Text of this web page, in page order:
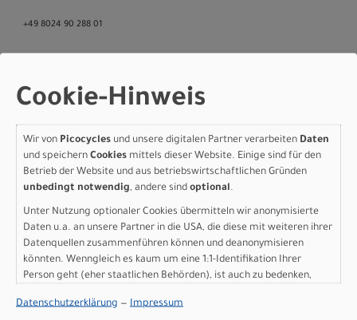
+49 8024 90 288 01
Varianten
Specialized CHISEL COMP
SHIMANO S DARK MOSS
GREEN/LIQUID METAL
Modelljahr 2026
Nicht im Laden verfügbar - Jetzt anfragen!
Cookie-Hinweis
Wir von Picocycles und unsere digitalen Partner verarbeiten Daten
und speichern Cookies mittels dieser Website. Einige sind für den
Betrieb der Website und aus betriebswirtschaftlichen Gründen
unbedingt notwendig, andere sind optional.
Unter Nutzung optionaler Cookies übermitteln wir anonymisierte
Daten u.a. an unsere Partner in die USA, die diese mit weiteren ihrer
Datenquellen zusammenführen können und deanonymisieren
könnten. Wenngleich es kaum um eine 1:1-Identifikation Ihrer
Person geht (eher staatlichen Behörden), ist auch zu bedenken,
sind wie bei uns in der Europäischen Union.
Datenschutzerklärung — Impressum